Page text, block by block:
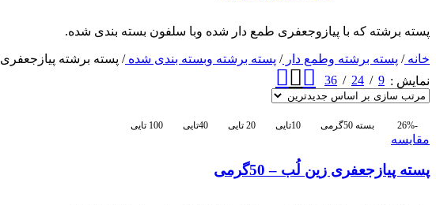
پسته برشته که با پیازوجعفری طمع دار شده وبا سلفون بسته بندی شده.
خانه/ پسته برشته وطمع دار/ پسته برشته وبسته بندی شده/ پسته برشته پیازجعفری 50گرمی
نمایش
9
24
36
-26% بسته 50گرمی 10تایی 20 تایی 40تایی 100 تایی
مقایسه
پسته پیازجعفری زین لُب – 50گرمی